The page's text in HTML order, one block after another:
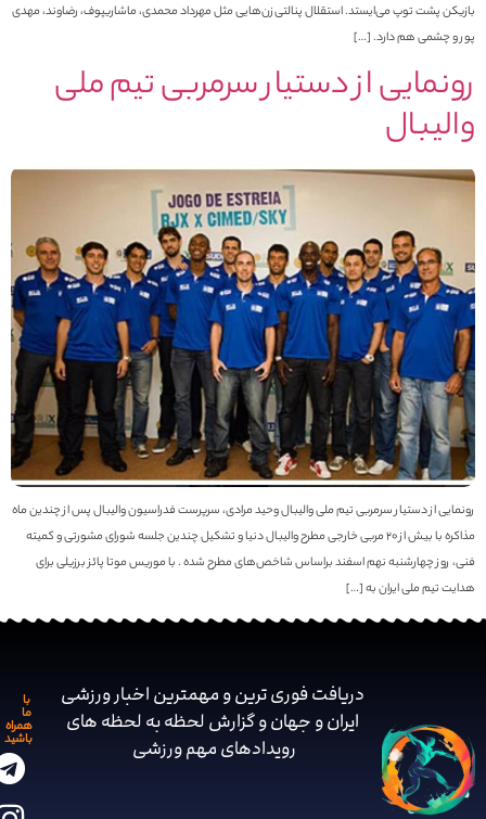
پشت توپ می‌ایستد. استقلال پنالتی‌زن‌هایی مثل مهرداد محمدی، ماشاریپوف، رضاوند، مهدی
و چشمی هم دارد. […]
از دستیار سرمربی تیم ملی
از دستیار سرمربی تیم ملی والیبال وحید مرادی، سرپرست فدراسیون والیبال پس از چندین ماه
مذاکره با بیش از 20 مربی خارجی مطرح والیبال دنیا و تشکیل چندین جلسه شورای مشورتی و کمیته
روز چهارشنبه نهم اسفند براساس شاخص‌های مطرح شده . با موریس موتا پائز برزیلی برای
تیم ملی ایران به […]
دریافت فوری ترین و مهمترین اخبار ورزشی
ایران و جهان و گزارش لحظه به لحظه های
رویدادهای مهم ‌ورزشی
همراه
باشید